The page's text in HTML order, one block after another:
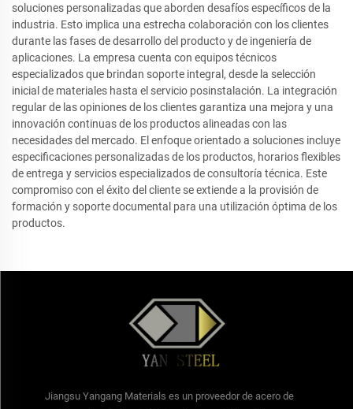
soluciones personalizadas que aborden desafíos específicos de la
industria. Esto implica una estrecha colaboración con los clientes
durante las fases de desarrollo del producto y de ingeniería de
aplicaciones. La empresa cuenta con equipos técnicos
especializados que brindan soporte integral, desde la selección
inicial de materiales hasta el servicio posinstalación. La integración
regular de las opiniones de los clientes garantiza una mejora y una
innovación continuas de los productos alineadas con las
necesidades del mercado. El enfoque orientado a soluciones incluye
especificaciones personalizadas de los productos, horarios flexibles
de entrega y servicios especializados de consultoría técnica. Este
compromiso con el éxito del cliente se extiende a la provisión de
formación y soporte documental para una utilización óptima de los
productos.
Jiangsu Yangang Materials es un proveedor de acero de